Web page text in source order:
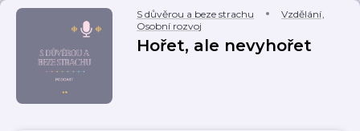
S důvěrou a beze strachu Vzdělání,
Osobní rozvoj
Hořet, ale nevyhořet